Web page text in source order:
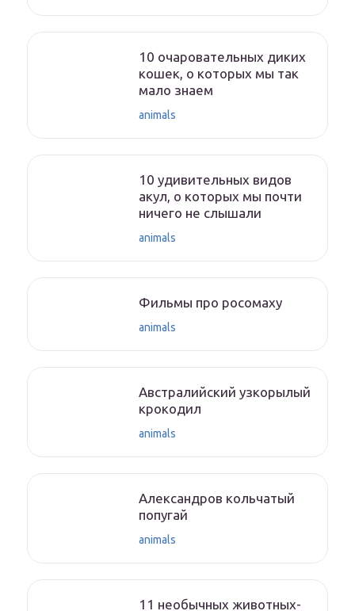
10 очаровательных диких
кошек, о которых мы так
мало знаем
animals
10 удивительных видов
акул, о которых мы почти
ничего не слышали
animals
Фильмы про росомаху
animals
Австралийский узкорылый
крокодил
animals
Александров кольчатый
попугай
animals
11 необычных животных-